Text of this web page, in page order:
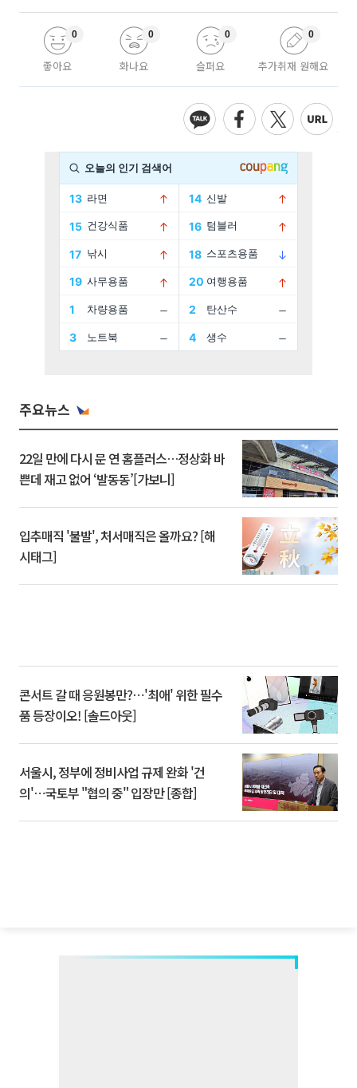
좋아요
0
화나요
0
슬퍼요
0
추가취재 원해요
0
주요뉴스
22일 만에 다시 문 연 홈플러스…정상화 바
쁜데 재고 없어 ‘발동동’[가보니]
입추매직 '불발', 처서매직은 올까요? [해
시태그]
콘서트 갈 때 응원봉만?⋯'최애' 위한 필수
품 등장이오! [솔드아웃]
서울시, 정부에 정비사업 규제 완화 '건
의'⋯국토부 "협의 중" 입장만 [종합]